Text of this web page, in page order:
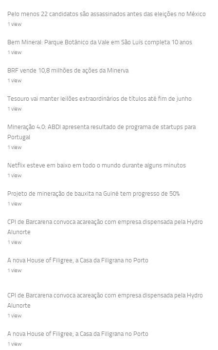
Pelo menos 22 candidatos são assassinados antes das eleições no México
1 view
Bem Mineral: Parque Botânico da Vale em São Luís completa 10 anos
1 view
BRF vende 10,8 milhões de ações da Minerva
1 view
Tesouro vai manter leilões extraordinários de títulos até fim de junho
1 view
Mineração 4.0: ABDI apresenta resultado de programa de startups para
Portugal
1 view
Netflix esteve em baixo em todo o mundo durante alguns minutos
1 view
Projeto de mineração de bauxita na Guiné tem progresso de 50%
1 view
CPI de Barcarena convoca acareação com empresa dispensada pela Hydro
Alunorte
1 view
A nova House of Filigree, a Casa da Filigrana no Porto
1 view
CPI de Barcarena convoca acareação com empresa dispensada pela Hydro
Alunorte
1 view
A nova House of Filigree, a Casa da Filigrana no Porto
1 view